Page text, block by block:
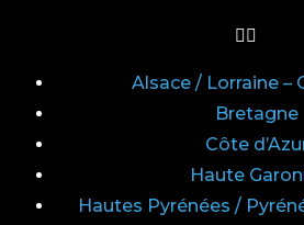
Alsace / Lorraine –
Bretagne
Côte
Haute
Hautes Pyrénées /